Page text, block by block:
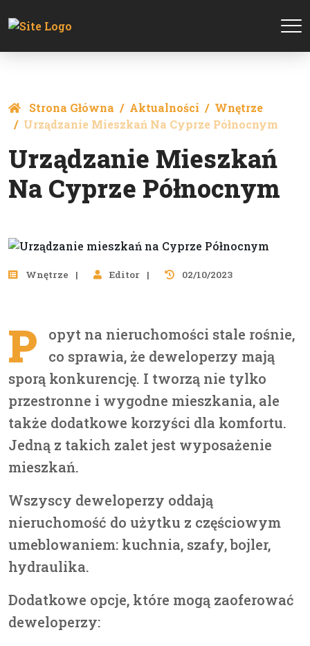
Strona Główna Aktualności
Wnętrze
Urządzanie Mieszkań Na Cyprze Północnym
Urządzanie Mieszkań
Na Cyprze Północnym
Wnętrze Editor 02/10/2023
P
opyt na nieruchomości stale rośnie,
co sprawia, że deweloperzy mają
sporą konkurencję. I tworzą nie tylko
przestronne i wygodne mieszkania, ale
także dodatkowe korzyści dla komfortu.
Jedną z takich zalet jest wyposażenie
mieszkań.
Wszyscy deweloperzy oddają
nieruchomość do użytku z częściowym
umeblowaniem: kuchnia, szafy, bojler,
hydraulika.
Dodatkowe opcje, które mogą zaoferować
deweloperzy: